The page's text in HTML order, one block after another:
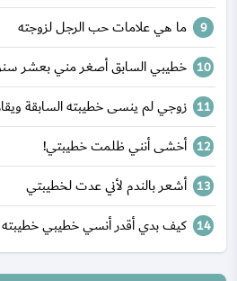
ما هي علامات حب الرجل لزوجته
خطيبي السابق أصغر مني بعشر
زوجي لم ينسى خطيبته السابقة
أخشى أنني ظلمت خطيبتي!
أشعر بالندم لأني عدت لخطيبتي
كيف بدي أقدر أنسي خطيبي خطيبته